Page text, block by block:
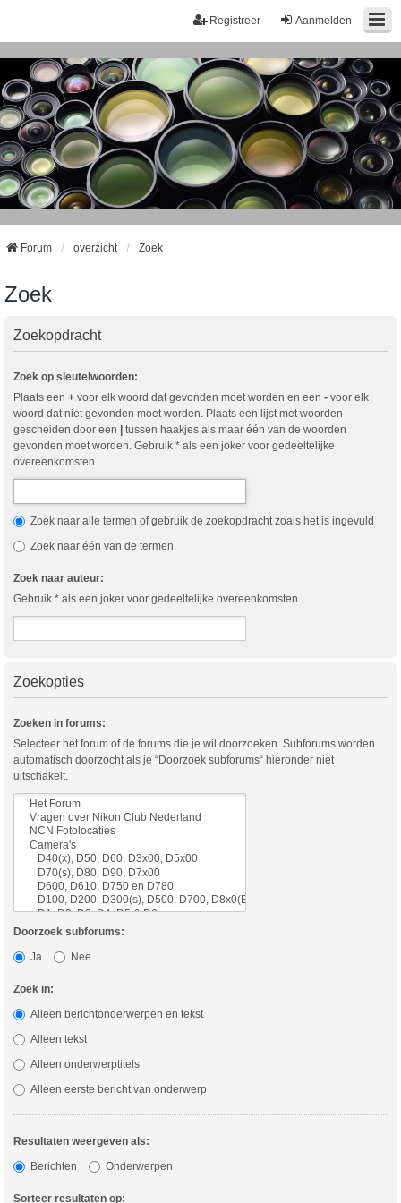
Aanmelden
Registreer
Forum overzicht Zoek
Zoek
Zoekopdracht
Zoek op sleutelwoorden:
Plaats een + voor elk woord dat gevonden moet worden en een - voor elk
woord dat niet gevonden moet worden. Plaats een lijst met woorden
gescheiden door een | tussen haakjes als maar één van de woorden
gevonden moet worden. Gebruik * als een joker voor gedeeltelijke
overeenkomsten.
Zoek naar alle termen of gebruik de zoekopdracht zoals het is ingevuld
Zoek naar één van de termen
Zoek naar auteur:
Gebruik * als een joker voor gedeeltelijke overeenkomsten.
Zoekopties
Zoeken in forums:
Selecteer het forum of de forums die je wil doorzoeken. Subforums worden
automatisch doorzocht als je “Doorzoek subforums“ hieronder niet
uitschakelt.
Doorzoek subforums:
Ja
Nee
Zoek in:
Alleen berichtonderwerpen en tekst
Alleen tekst
Alleen onderwerptitels
Alleen eerste bericht van onderwerp
Resultaten weergeven als:
Berichten
Onderwerpen
Sorteer resultaten op: